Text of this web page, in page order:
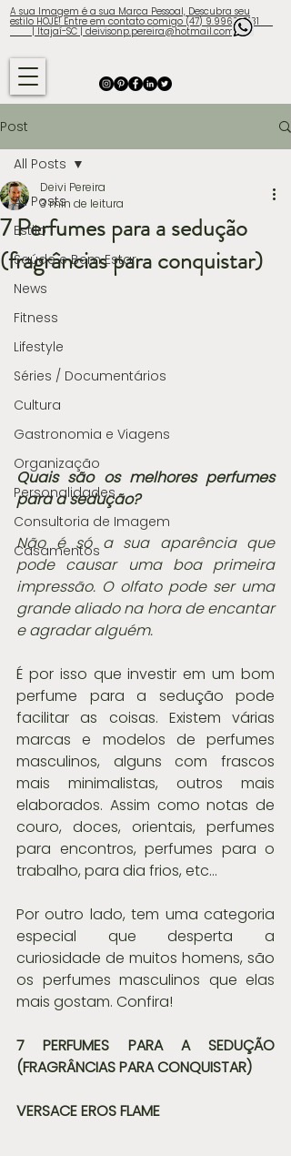
A sua Imagem é a sua Marca Pessoal, Descubra seu
estilo HOJE! Entre em contato comigo (47) 9.9960-3131
| Itajaí-SC | deivisonp.pereira@hotmail.com
Post
All Posts
Estilo
Saúde e Bem Estar
News
Fitness
Lifestyle
Séries / Documentários
Cultura
Gastronomia e Viagens
Organização
Personalidades
Consultoria de Imagem
Casamentos
All Posts
7 Perfumes para a sedução
(fragrâncias para conquistar)
Deivi Pereira
3 min de leitura
Quais são os melhores perfumes
para a sedução?
Não é só a sua aparência que
pode causar uma boa primeira
impressão. O olfato pode ser uma
grande aliado na hora de encantar
e agradar alguém.
É por isso que investir em um bom
perfume para a sedução pode
facilitar as coisas. Existem várias
marcas e modelos de perfumes
masculinos, alguns com frascos
mais minimalistas, outros mais
elaborados. Assim como notas de
couro, doces, orientais, perfumes
para encontros, perfumes para o
trabalho, para dia frios, etc…
Por outro lado, tem uma categoria
especial que desperta a
curiosidade de muitos homens, são
os perfumes masculinos que elas
mais gostam. Confira!
7 PERFUMES PARA A SEDUÇÃO
(FRAGRÂNCIAS PARA CONQUISTAR)
VERSACE EROS FLAME